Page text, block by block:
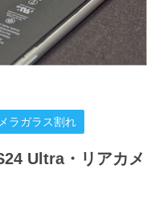
ラガラス割れ
Ultra・リアカメ